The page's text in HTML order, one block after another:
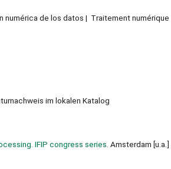
numérica de los datos
Traitement
im lokalen Katalog
IFIP congress series. Amsterdam